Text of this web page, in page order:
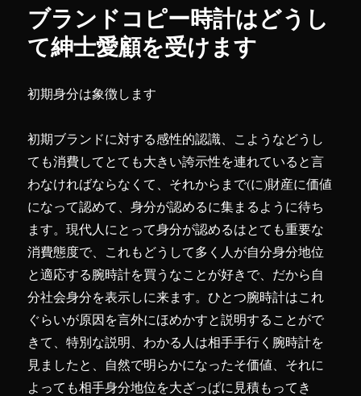
し
く
ー
パ
ー
コ
ピ
ー
時
計
専
門
家
を
探
ま
ブランドコピー時計はどうし
て紳士愛顧を受けます
初期身分は象徴します
初期ブランドに対する感性的認識、こようなどうし
ても消費してとても大きい誇示性を連れていると言
わなければならなくて、それからまで(に)財産に価値
になって認めて、身分が認めるに集まるように待ち
ます。現代人にとって身分が認めるはとても重要な
消費態度で、これもどうして多く人が自分身分地位
と適応する腕時計を買うなことが好きで、だから自
分社会身分を表示しに来ます。ひとつ腕時計はこれ
ぐらいが原因を言外にほめかすと説明することがで
きて、特別な説明、わかる人は相手手行く腕時計を
見ましたと、自然で明らかになったそ価値、それに
よっても相手身分地位を大ざっぱに見積もってき